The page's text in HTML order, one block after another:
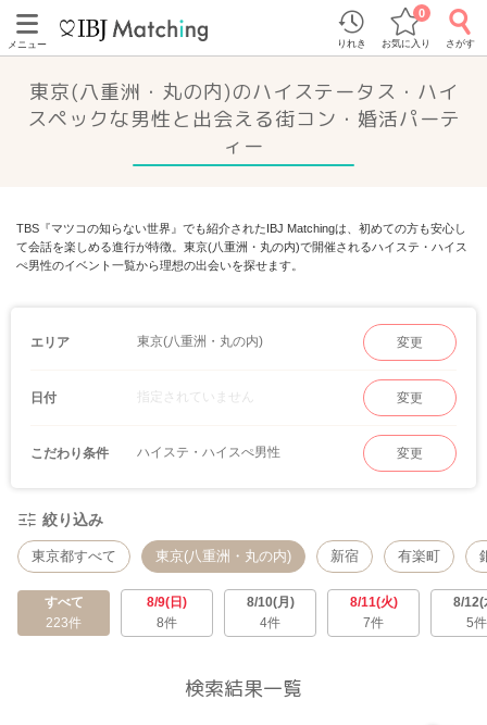
メニュー りれき お気に入り
0
さがす
東京(八重洲・丸の内)のハイステータス・ハイ
スペックな男性と出会える街コン・婚活パーテ
ィー
TBS『マツコの知らない世界』でも紹介されたIBJ Matchingは、初めての方も安心し
て会話を楽しめる進行が特徴。東京(八重洲・丸の内)で開催されるハイステ・ハイス
ぺ男性のイベント一覧から理想の出会いを探せます。
エリア 東京(八重洲・丸の内) 変更
日付 指定されていません 変更
こだわり条件 ハイステ・ハイスぺ男性 変更
絞り込み
東京都すべて 東京(八重洲・丸の内) 新宿 有楽町
すべて
223件
8/9(日)
8件
8/10(月)
4件
8/11(火)
7件
8/12(
5件
検索結果一覧